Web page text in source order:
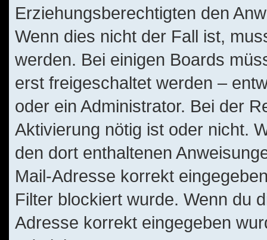
Erziehungsberechtigten den
Wenn dies nicht der Fall ist,
werden. Bei einigen Boards
erst freigeschaltet werden –
oder ein Administrator. Bei der
Aktivierung nötig ist oder nicht.
den dort enthaltenen
Mail-Adresse korrekt
Filter blockiert wurde. Wenn du
Adresse korrekt eingegeben